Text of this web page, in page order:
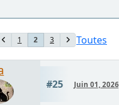
1 2 3 Toutes
#25 Juin 01,